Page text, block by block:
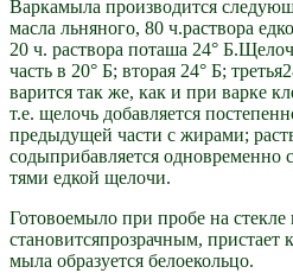
Варкамыла производится
масла льняного, 80 ч.раствора
20 ч. раствора поташа 24°
часть в 20° Б; вторая 24° Б;
варится так же, как и при варке
т.е. щелочь добавляется
предыдущей части с жирами;
содыприбавляется одновременно
тями едкой щелочи.
Готовоемыло при пробе на
становитсяпрозрачным, пристает
мыла образуется белоекольцо.